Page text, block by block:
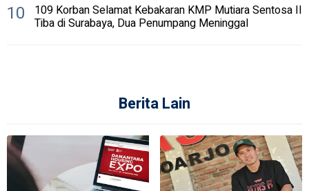
10 109 Korban Selamat Kebakaran KMP Mutiara Sentosa II
Tiba di Surabaya, Dua Penumpang Meninggal
Berita Lain